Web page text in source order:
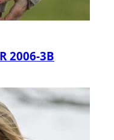
2006-3B